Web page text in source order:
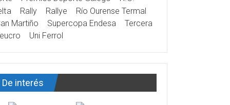
Rally Rallye
Río Ourense Termal
Martiño
Supercopa Endesa
Tercera
Uni Ferrol
De interés